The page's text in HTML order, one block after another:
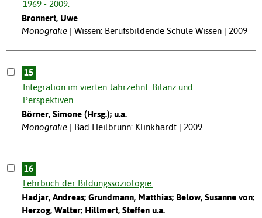
1969 - 2009.
Bronnert, Uwe
Monografie
Wissen: Berufsbildende Schule Wissen | 2009
15
Integration im vierten Jahrzehnt. Bilanz und
Perspektiven.
Börner, Simone (Hrsg.); u.a.
Monografie
Bad Heilbrunn: Klinkhardt | 2009
16
Lehrbuch der Bildungssoziologie.
Hadjar, Andreas; Grundmann, Matthias; Below, Susanne von;
Herzog, Walter; Hillmert, Steffen u.a.